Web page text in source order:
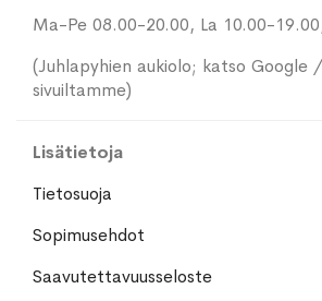
Ma-Pe 08.00-20.00, La 10.00-
(Juhlapyhien aukiolo; katso Google
sivuiltamme)
Lisätietoja
Tietosuoja
Sopimusehdot
Saavutettavuusseloste